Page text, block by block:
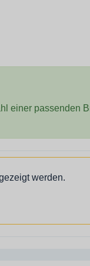
einer passenden
werden.